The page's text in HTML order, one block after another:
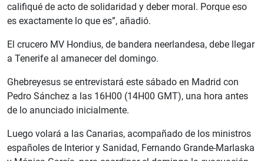
califiqué de acto de solidaridad y deber moral. Porque eso
es exactamente lo que es”, añadió.
El crucero MV Hondius, de bandera neerlandesa, debe llegar
a Tenerife al amanecer del domingo.
Ghebreyesus se entrevistará este sábado en Madrid con
Pedro Sánchez a las 16H00 (14H00 GMT), una hora antes
de lo anunciado inicialmente.
Luego volará a las Canarias, acompañado de los ministros
españoles de Interior y Sanidad, Fernando Grande-Marlaska